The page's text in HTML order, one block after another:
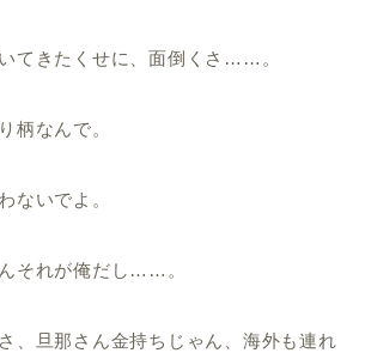
てきたくせに、面倒くさ……。
柄なんで。
ないでよ。
それが俺だし……。
、旦那さん金持ちじゃん、海外も連れ